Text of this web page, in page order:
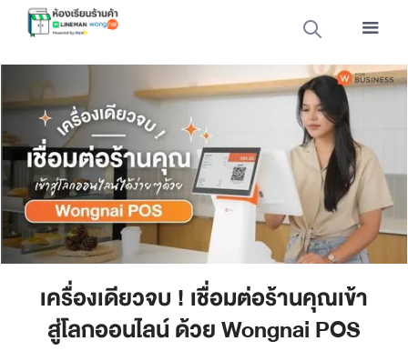
เครื่องเดียวจบ ! เชื่อมต่อร้านคุณเข้า
สู่โลกออนไลน์ ด้วย Wongnai POS